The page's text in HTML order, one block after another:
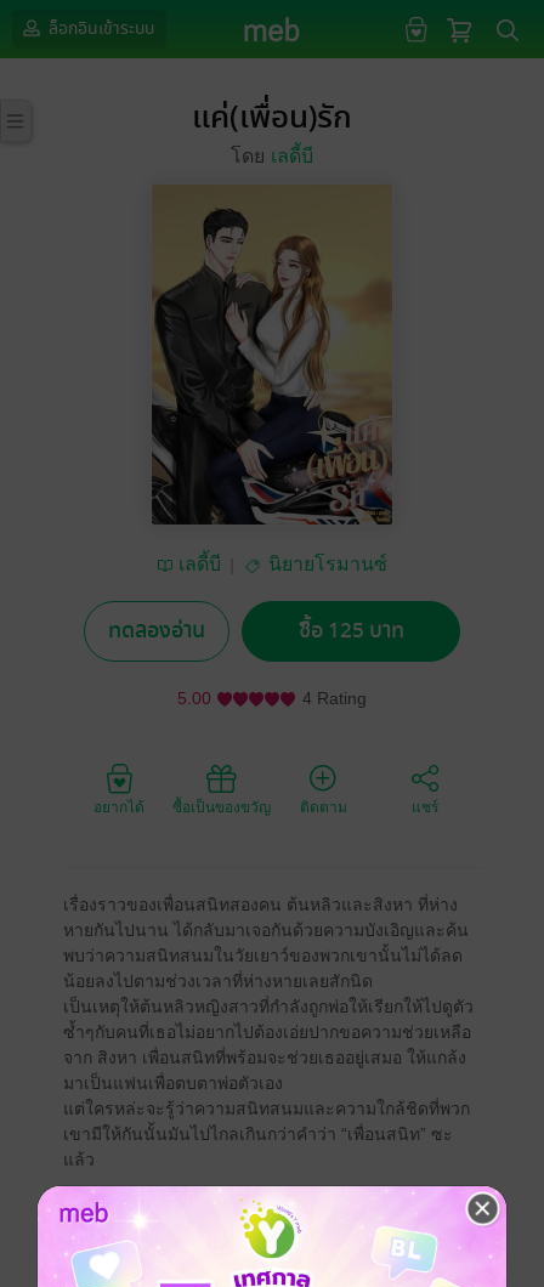
ล็อกอินเข้าระบบ
แค่(เพื่อน)รัก
โดย เลดี้บี
เลดี้บี นิยายโรมานซ์
ทดลองอ่าน ซื้อ 125 บาท
5.00 4 Rating
อยากได้ ซื้อเป็นของขวัญ ติดตาม แชร์
เรื่องราวของเพื่อนสนิทสองคน ต้นหลิวและสิงหา ที่ห่าง
หายกันไปนาน ได้กลับมาเจอกันด้วยความบังเอิญและค้น
พบว่าความสนิทสนมในวัยเยาว์ของพวกเขานั้นไม่ได้ลด
น้อยลงไปตามช่วงเวลาที่ห่างหายเลยสักนิด
เป็นเหตุให้ต้นหลิวหญิงสาวที่กำลังถูกพ่อให้เรียกให้ไปดูตัว
ซ้ำๆกับคนที่เธอไม่อยากไปต้องเอ่ยปากขอความช่วยเหลือ
จาก สิงหา เพื่อนสนิทที่พร้อมจะช่วยเธออยู่เสมอ ให้แกล้ง
มาเป็นแฟนเพื่อตบตาพ่อตัวเอง
แต่ใครหล่ะจะรู้ว่าความสนิทสนมและความใกล้ชิดที่พวก
เขามีให้กันนั้นมันไปไกลเกินกว่าคำว่า “เพื่อนสนิท” ซะ
แล้ว
…………………………………………………
“เพราะแกพิเศษ ..เพื่อนสนิทคนพิเศษของฉันไง”